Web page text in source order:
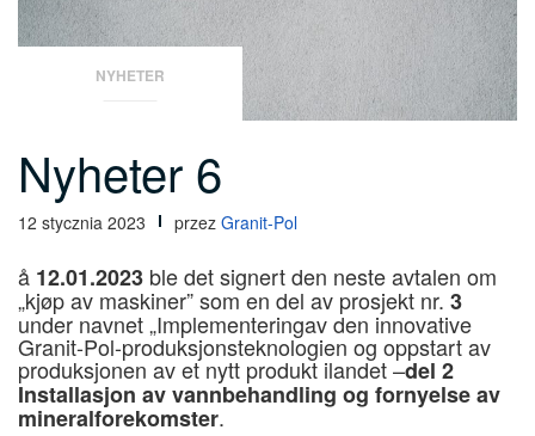
NYHETER
Nyheter 6
12 stycznia 2023 przez Granit-Pol
å 12.01.2023 ble det signert den neste avtalen om
„kjøp av maskiner” som en del av prosjekt nr. 3
under navnet „Implementeringav den innovative
Granit-Pol-produksjonsteknologien og oppstart av
produksjonen av et nytt produkt ilandet –del 2
Installasjon av vannbehandling og fornyelse av
mineralforekomster.